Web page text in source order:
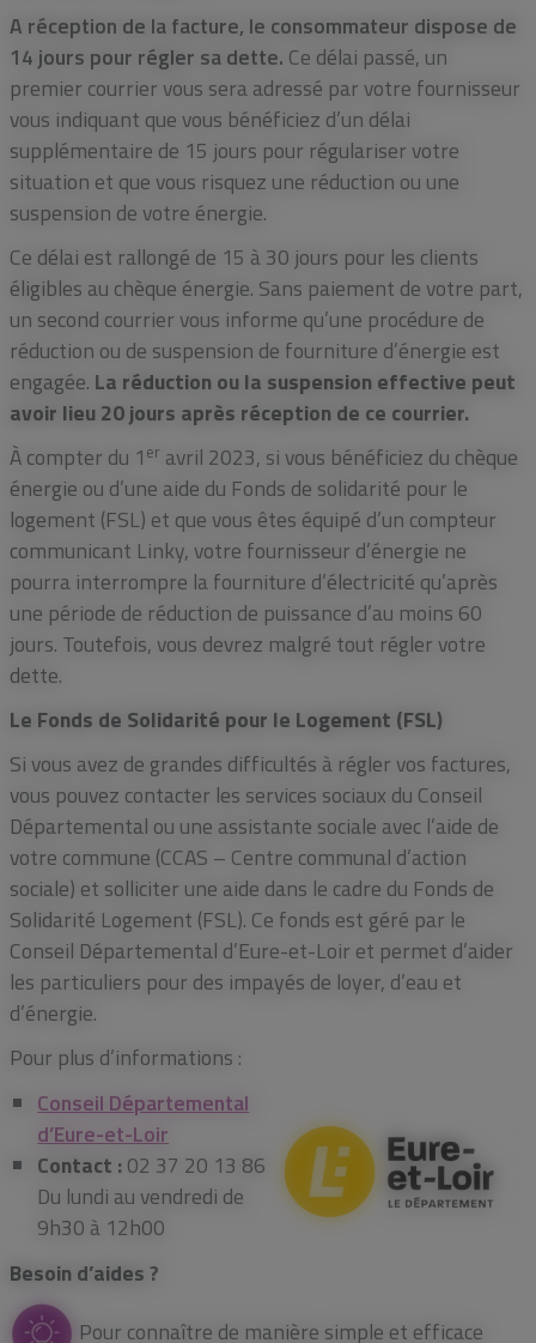
A réception de la facture, le consommateur dispose de
14 jours pour régler sa dette. Ce délai passé, un
premier courrier vous sera adressé par votre fournisseur
vous indiquant que vous bénéficiez d’un délai
supplémentaire de 15 jours pour régulariser votre
situation et que vous risquez une réduction ou une
suspension de votre énergie.
Ce délai est rallongé de 15 à 30 jours pour les clients
éligibles au chèque énergie. Sans paiement de votre part,
un second courrier vous informe qu’une procédure de
réduction ou de suspension de fourniture d’énergie est
engagée. La réduction ou la suspension effective peut
avoir lieu 20 jours après réception de ce courrier.
À compter du 1 er avril 2023, si vous bénéficiez du chèque
énergie ou d’une aide du Fonds de solidarité pour le
logement (FSL) et que vous êtes équipé d’un compteur
communicant Linky, votre fournisseur d’énergie ne
pourra interrompre la fourniture d’électricité qu’après
une période de réduction de puissance d’au moins 60
jours. Toutefois, vous devrez malgré tout régler votre
dette.
Le Fonds de Solidarité pour le Logement (FSL)
Si vous avez de grandes difficultés à régler vos factures,
vous pouvez contacter les services sociaux du Conseil
Départemental ou une assistante sociale avec l’aide de
votre commune (CCAS – Centre communal d’action
sociale) et solliciter une aide dans le cadre du Fonds de
Solidarité Logement (FSL). Ce fonds est géré par le
Conseil Départemental d’Eure-et-Loir et permet d’aider
les particuliers pour des impayés de loyer, d’eau et
d’énergie.
Pour plus d’informations :
Conseil Départemental
d’Eure-et-Loir
Contact : 02 37 20 13 86
Du lundi au vendredi de
9h30 à 12h00
Besoin d’aides ?
Pour connaître de manière simple et efficace